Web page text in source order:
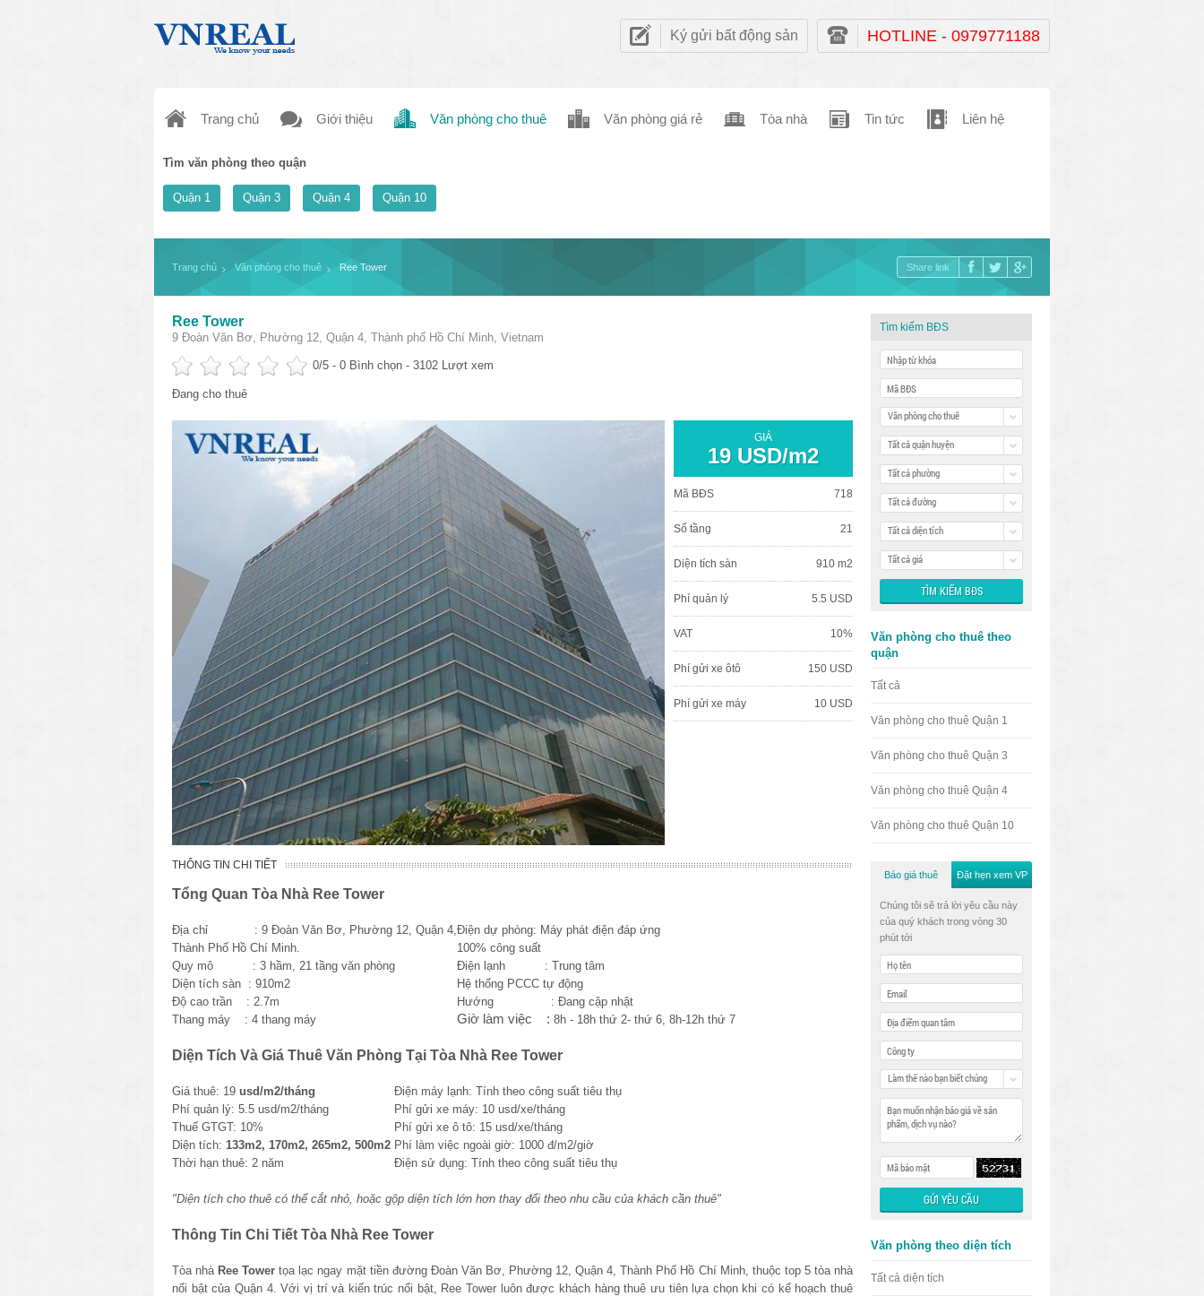
Ký gửi bất động sản HOTLINE - 0979771188
Trang chủ Giới thiệu Văn phòng cho thuê Văn phòng giá rẻ Tòa nhà Tin tức Liên hệ
Tìm văn phòng theo quận
Quận 1 Quận 3 Quận 4 Quận 10
Trang chủ Văn phòng cho thuê Ree Tower Share link
Ree Tower
9 Đoàn Văn Bơ, Phường 12, Quận 4, Thành phố Hồ Chí Minh, Vietnam
0/5 - 0 Bình chọn - 3102 Lượt xem
Đang cho thuê
GIÁ
19 USD/m2
Mã BĐS 718
Số tầng 21
Diện tích sàn 910 m2
Phí quản lý 5.5 USD
VAT 10%
Phí gửi xe ôtô 150 USD
Phí gửi xe máy 10 USD
THÔNG TIN CHI TIẾT
Tổng Quan Tòa Nhà Ree Tower
Địa chỉ : 9 Đoàn Văn Bơ, Phường 12, Quận 4,
Thành Phố Hồ Chí Minh.
Điện dự phòng: Máy phát điện đáp ứng
100% công suất
Quy mô : 3 hầm, 21 tầng văn phòng
Điện lạnh : Trung tâm
Diện tích sàn : 910m2
Hệ thống PCCC tự động
Độ cao trần : 2.7m
Hướng : Đang cập nhật
Thang máy : 4 thang máy
Giờ làm việc : 8h - 18h thứ 2- thứ 6, 8h-12h thứ 7
Diện Tích Và Giá Thuê Văn Phòng Tại Tòa Nhà Ree Tower
Giá thuê: 19 usd/m2/tháng
Điện máy lạnh: Tính theo công suất tiêu thụ
Phí quản lý: 5.5 usd/m2/tháng
Phí gửi xe máy: 10 usd/xe/tháng
Thuế GTGT: 10%
Phí gửi xe ô tô: 15 usd/xe/tháng
Diện tích: 133m2, 170m2, 265m2, 500m2 Phí làm việc ngoài giờ: 1000 đ/m2/giờ
Thời hạn thuê: 2 năm
Điện sử dụng: Tính theo công suất tiêu thụ
"Diện tích cho thuê có thể cắt nhỏ, hoặc gộp diện tích lớn hơn thay đổi theo nhu cầu của khách cần thuê"
Thông Tin Chi Tiết Tòa Nhà Ree Tower
Tòa nhà Ree Tower tọa lạc ngay mặt tiền đường Đoàn Văn Bơ, Phường 12, Quận 4, Thành Phố Hồ Chí Minh, thuộc top 5 tòa nhà
nổi bật của Quận 4. Với vị trí và kiến trúc nổi bật, Ree Tower luôn được khách hàng thuê ưu tiên lựa chọn khi có kế hoạch thuê
Tìm kiếm BĐS
Văn phòng cho thuê
Tất cả quận huyện
Tất cả phường
Tất cả đường
Tất cả diện tích
Tất cả giá
Văn phòng cho thuê theo
quận
Tất cả
Văn phòng cho thuê Quận 1
Văn phòng cho thuê Quận 3
Văn phòng cho thuê Quận 4
Văn phòng cho thuê Quận 10
Báo giá thuê Đặt hẹn xem VP
Chúng tôi sẽ trả lời yêu cầu này
của quý khách trong vòng 30
phút tới
Làm thế nào bạn biết chúng
Văn phòng theo diện tích
Tất cả diện tích
văn phòng cho thuê quận 3
văn phòng quận 1
văn phòng quận 3
cao ốc văn phòng quận 1
cao ốc văn phòng quận 3